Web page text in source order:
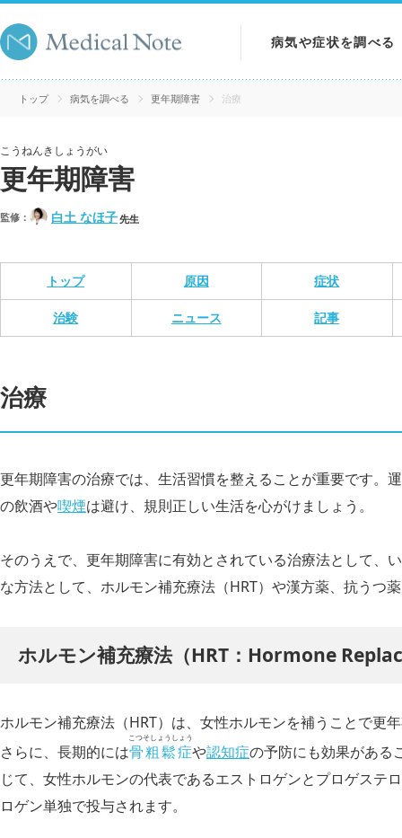
病気や症状を調べる
病気を調べる
トップ 病気を調べる 更年期障害 治療
こうねんきしょうがい
更年期障害
監修： 白土 なほ子先生
トップ 原因 症状
治験 ニュース 記事
治療
更年期障害の治療では、生活習慣を整えることが重要です。
の飲酒や喫煙は避け、規則正しい生活を心がけましょう。
そのうえで、更年期障害に有効とされている治療法として、
な方法として、ホルモン補充療法（HRT）や漢方薬、抗うつ
ホルモン補充療法（HRT：Hormone
ホルモン補充療法（HRT）は、女性ホルモンを補うことで更
さらに、長期的には骨粗鬆症
こつそしょうしょう
や認知症の予防にも効果がある
じて、女性ホルモンの代表であるエストロゲンとプロゲステ
ロゲン単独で投与されます。